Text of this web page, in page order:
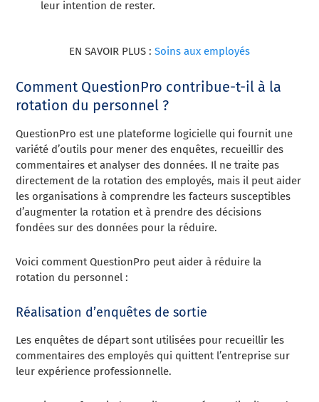
leur intention de rester.
EN SAVOIR PLUS : Soins aux employés
Comment QuestionPro contribue-t-il à la
rotation du personnel ?
QuestionPro est une plateforme logicielle qui fournit une
variété d’outils pour mener des enquêtes, recueillir des
commentaires et analyser des données. Il ne traite pas
directement de la rotation des employés, mais il peut aider
les organisations à comprendre les facteurs susceptibles
d’augmenter la rotation et à prendre des décisions
fondées sur des données pour la réduire.
Voici comment QuestionPro peut aider à réduire la
rotation du personnel :
Réalisation d’enquêtes de sortie
Les enquêtes de départ sont utilisées pour recueillir les
commentaires des employés qui quittent l’entreprise sur
leur expérience professionnelle.